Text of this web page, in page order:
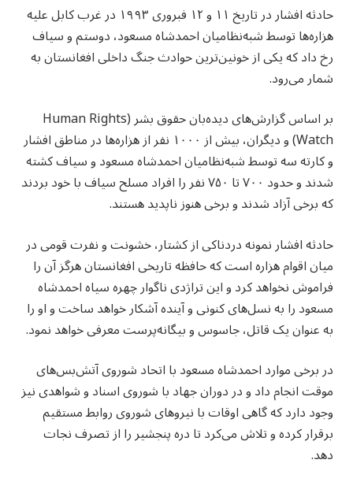
حادثه افشار در تاریخ ۱۱ و ۱۲ فبروری ۱۹۹۳ در غرب کابل علیه
هزاره‌ها توسط شبه‌نظامیان احمدشاه مسعود، دوستم و سیاف
رخ داد که یکی از خونین‌ترین حوادث جنگ داخلی افغانستان به
شمار می‌رود.
بر اساس گزارش‌های دیده‌بان حقوق بشر (Human Rights
Watch) و دیگران، بیش از ۱۰۰۰ نفر از هزاره‌ها در مناطق افشار
و کارته سه توسط شبه‌نظامیان احمدشاه مسعود و سیاف کشته
شدند و حدود ۷۰۰ تا ۷۵۰ نفر را افراد مسلح سیاف با خود بردند
که برخی آزاد شدند و برخی هنوز ناپدید هستند.
حادثه افشار نمونه دردناکی از کشتار، خشونت و نفرت قومی در
میان اقوام هزاره است که حافظه تاریخی افغانستان هرگز آن را
فراموش نخواهد کرد و این تراژدی ناگوار چهره سیاه احمدشاه
مسعود را به نسل‌های کنونی و آینده آشکار خواهد ساخت و او را
به عنوان یک قاتل، جاسوس و بیگانه‌پرست معرفی خواهد نمود.
در برخی موارد احمدشاه مسعود با اتحاد شوروی آتش‌بس‌های
موقت انجام داد و در دوران جهاد با شوروی اسناد و شواهدی نیز
وجود دارد که گاهی اوقات با نیروهای شوروی روابط مستقیم
برقرار کرده و تلاش می‌کرد تا دره پنجشیر را از تصرف نجات
دهد.